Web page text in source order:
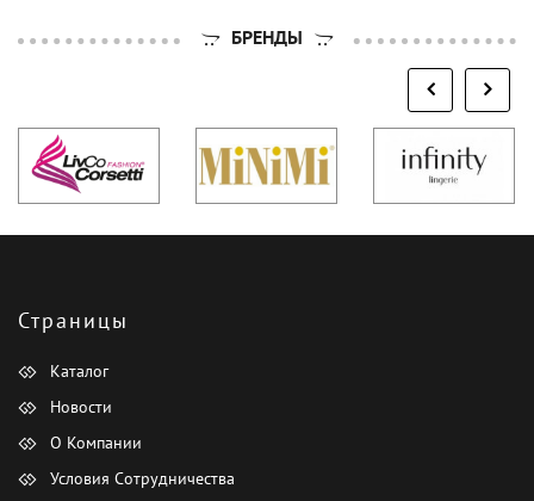
БРЕНДЫ
Страницы
Каталог
Новости
О Компании
Условия Сотрудничества